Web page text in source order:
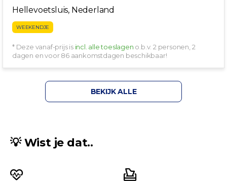
Hellevoetsluis, Nederland
WEEKENDJE
* Deze vanaf-prijs is incl. alle toeslagen o.b.v. 2 personen, 2
dagen en voor 86 aankomstdagen beschikbaar!
BEKIJK ALLE
💡 Wist je dat..